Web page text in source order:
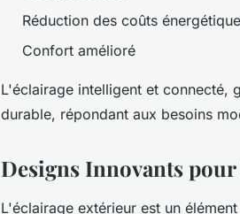
Réduction des coûts
Confort amélioré
L'éclairage intelligent et connecté,
durable, répondant aux besoins
Designs Innovants
L'éclairage extérieur est un